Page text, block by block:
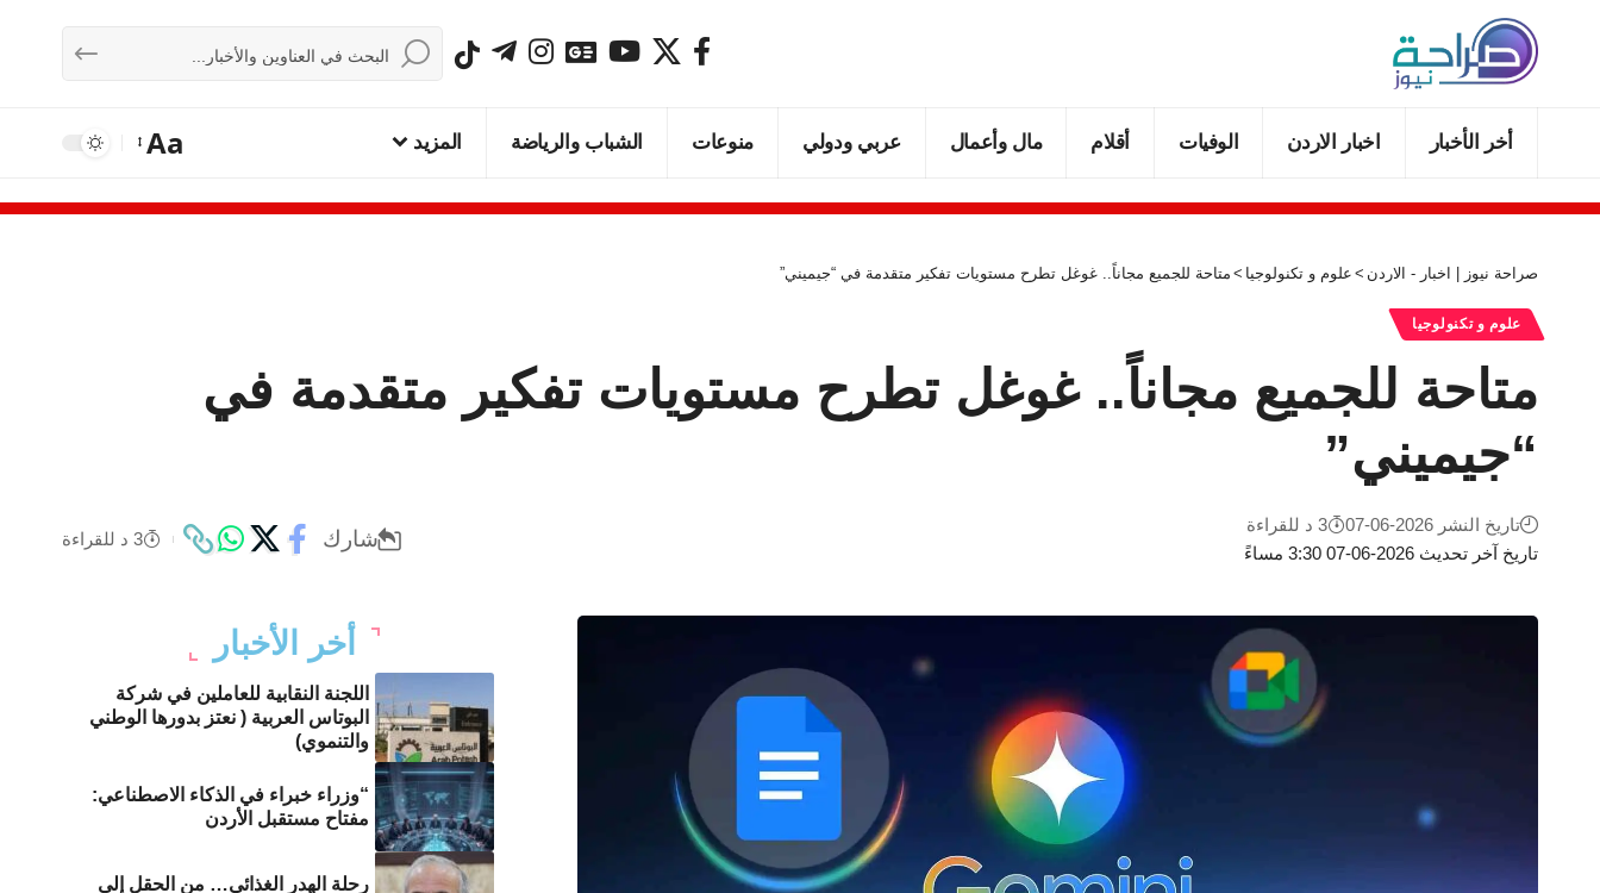
أخر الأخبار اخبار الاردن الوفيات أقلام مال وأعمال عربي ودولي منوعات الشباب والرياضة المزيد Aa
صراحة نيوز | اخبار - الاردن > علوم و تكنولوجيا > متاحة للجميع مجاناً.. غوغل تطرح مستويات تفكير متقدمة في “جيميني”
علوم و تكنولوجيا
متاحة للجميع مجاناً.. غوغل تطرح مستويات تفكير متقدمة في
“جيميني”
تاريخ آخر تحديث 2026-06-07 3:30 مساءً
تاريخ النشر 2026-06-07 3 د للقراءة
شارك 3 د للقراءة
أخر الأخبار
اللجنة النقابية للعاملين في شركة
البوتاس العربية ( نعتز بدورها الوطني
والتنموي)
“وزراء خبراء في الذكاء الاصطناعي:
مفتاح مستقبل الأردن
رحلة الهدر الغذائي… من الحقل إلى